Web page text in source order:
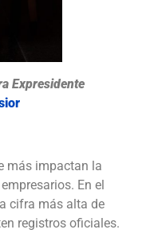
Expresidente
más impactan la
En el
cifra más alta de
registros oficiales.